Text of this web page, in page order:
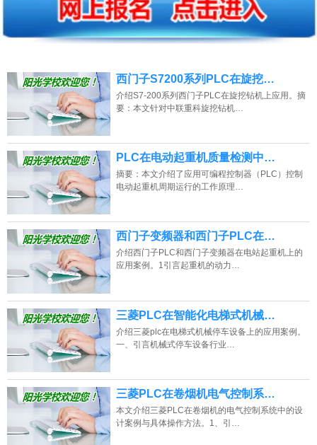
西门子S7200系列PLC在旋挖…
介绍S7-200系列西门子PLC在旋挖钻机上应用。摘
要：本文针对中联重科旋挖钻机…
PLC在电动起重机质量检测中…
摘要：本文介绍了应用可编程控制器（PLC）控制
电动起重机周期运行的工作原理…
西门子变频器和西门子PLC在…
介绍西门子PLC和西门子变频器在电站起重机上的
应用案例。1引言起重机的动力…
三菱PLC在智能化电梯式机械…
介绍三菱plc在电梯式机械停车设备上的应用案例。
一、引言机械式停车设备行业…
三菱PLC在卷烟机电气控制系…
本文介绍三菱PLC在卷烟机的电气控制系统中的设
计案例与具体操作方法。1、引…